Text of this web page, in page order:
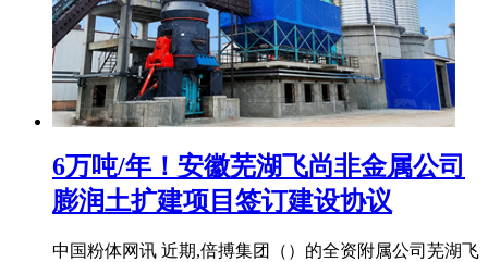
6万吨/年！安徽芜湖飞尚非金属公司
膨润土扩建项目签订建设协议
中国粉体网讯 近期,倍搏集团（）的全资附属公司芜湖飞